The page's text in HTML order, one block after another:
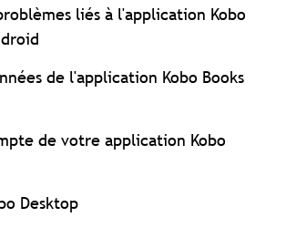
liés à l'application Kobo
de l'application Kobo Books
de votre application Kobo
Desktop